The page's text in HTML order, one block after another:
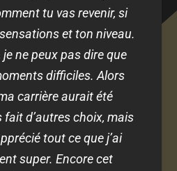
tu vas revenir, si
et ton niveau.
ne peux pas dire que
difficiles. Alors
carrière aurait été
fait d’autres choix, mais
tout ce que j’ai
super. Encore cet